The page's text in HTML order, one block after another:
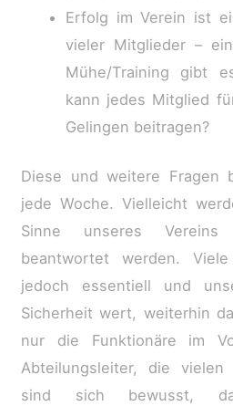
Erfolg im Verein ist
vieler Mitglieder –
Mühe/Training gibt
kann jedes Mitglied
Gelingen beitragen?
Diese und weitere Fragen
jede Woche. Vielleicht
Sinne unseres
beantwortet werden.
jedoch essentiell und
Sicherheit wert, weiterhin
nur die Funktionäre im
Abteilungsleiter, die
sind sich bewusst,